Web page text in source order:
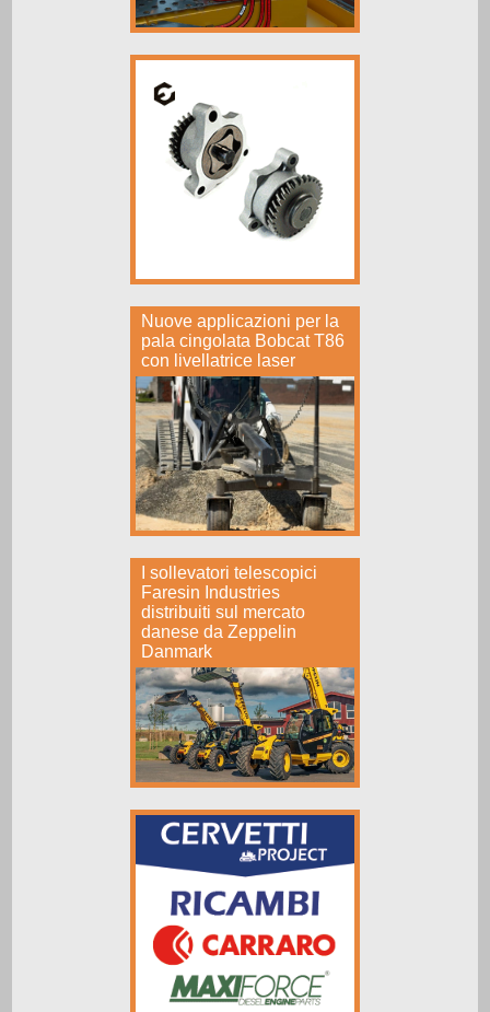
Nuove applicazioni per la
pala cingolata Bobcat T86
con livellatrice laser
I sollevatori telescopici
Faresin Industries
distribuiti sul mercato
danese da Zeppelin
Danmark